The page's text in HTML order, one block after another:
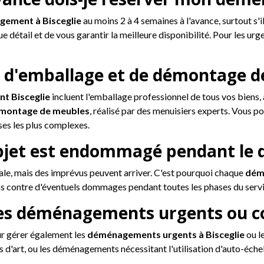
à Bisceglieau moins 2 à 4 semaines à l'avance, surtout
détail et de vous garantir la meilleure disponibilité. Pour les
et de démontage
Bisceglie incluent l'emballage professionnel de tous vos
de meubles, réalisé par des menuisiers experts. Vous
les plus complexes.
est endommagé pendant le
mais des imprévus peuvent arriver. C'est pourquoi chaque
d'éventuels dommages pendant toutes les phases du
déménagements urgents ou
gérer également les déménagements urgents à Bisceglieou
ou les déménagements nécessitant l'utilisation d'auto-